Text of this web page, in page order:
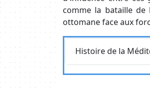
comme la bataille
ottomane face aux
Histoire de la